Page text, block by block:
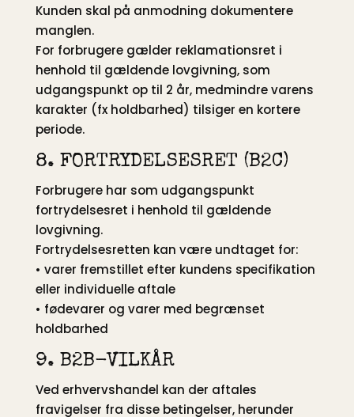
Kunden skal på anmodning dokumentere
manglen.
For forbrugere gælder reklamationsret i
henhold til gældende lovgivning, som
udgangspunkt op til 2 år, medmindre varens
karakter (fx holdbarhed) tilsiger en kortere
periode.
8. FORTRYDELSESRET (B2C)
Forbrugere har som udgangspunkt
fortrydelsesret i henhold til gældende
lovgivning.
Fortrydelsesretten kan være undtaget for:
• varer fremstillet efter kundens specifikation
eller individuelle aftale
• fødevarer og varer med begrænset
holdbarhed
9. B2B-VILKÅR
Ved erhvervshandel kan der aftales
fravigelser fra disse betingelser, herunder